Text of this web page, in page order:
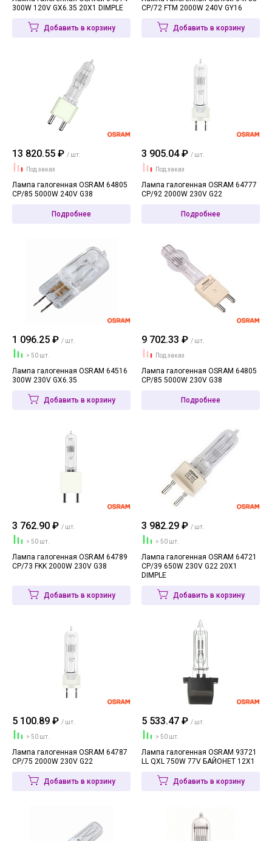
300W 120V GX6.35 20X1 DIMPLE
Добавить в корзину
CP/72 FTM 2000W 240V GY16
Добавить в корзину
13 820.55 ₽ / шт.
Под заказ
Лампа галогенная OSRAM 64805
CP/85 5000W 240V G38
Подробнее
3 905.04 ₽ / шт.
Под заказ
Лампа галогенная OSRAM 64777
CP/92 2000W 230V G22
Подробнее
1 096.25 ₽ / шт.
> 50 шт.
Лампа галогенная OSRAM 64516
300W 230V GX6.35
Добавить в корзину
9 702.33 ₽ / шт.
Под заказ
Лампа галогенная OSRAM 64805
CP/85 5000W 230V G38
Подробнее
3 762.90 ₽ / шт.
> 50 шт.
Лампа галогенная OSRAM 64789
CP/73 FKK 2000W 230V G38
Добавить в корзину
3 982.29 ₽ / шт.
> 50 шт.
Лампа галогенная OSRAM 64721
CP/39 650W 230V G22 20X1
DIMPLE
Добавить в корзину
5 100.89 ₽ / шт.
> 50 шт.
Лампа галогенная OSRAM 64787
CP/75 2000W 230V G22
Добавить в корзину
5 533.47 ₽ / шт.
> 50 шт.
Лампа галогенная OSRAM 93721
LL QXL 750W 77V БАЙОНЕТ 12X1
Добавить в корзину